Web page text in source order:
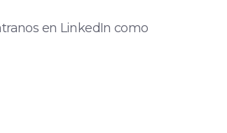
en LinkedIn como